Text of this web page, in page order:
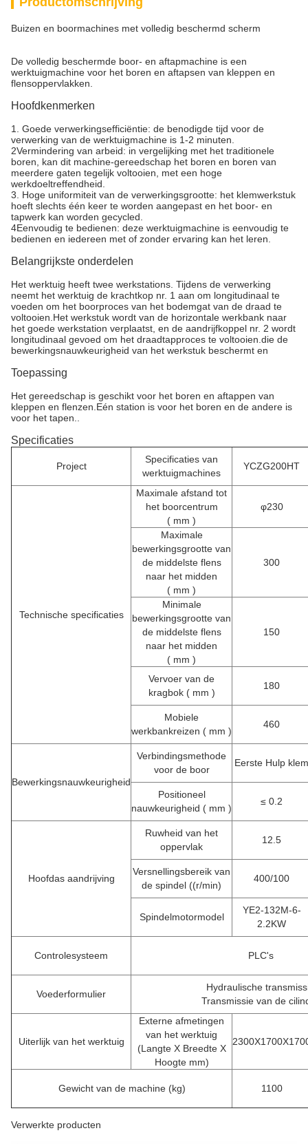
Buizen en boormachines met volledig beschermd scherm
De volledig beschermde boor- en aftapmachine is een
werktuigmachine voor het boren en aftapsen van kleppen en
flensoppervlakken.
Hoofdkenmerken
1. Goede verwerkingsefficiëntie: de benodigde tijd voor de
verwerking van de werktuigmachine is 1-2 minuten.
2Vermindering van arbeid: in vergelijking met het traditionele
boren, kan dit machine-gereedschap het boren en boren van
meerdere gaten tegelijk voltooien, met een hoge
werkdoeltreffendheid.
3. Hoge uniformiteit van de verwerkingsgrootte: het klemwerkstuk
hoeft slechts één keer te worden aangepast en het boor- en
tapwerk kan worden gecycled.
4Eenvoudig te bedienen: deze werktuigmachine is eenvoudig te
bedienen en iedereen met of zonder ervaring kan het leren.
Belangrijkste onderdelen
Het werktuig heeft twee werkstations. Tijdens de verwerking
neemt het werktuig de krachtkop nr. 1 aan om longitudinaal te
voeden om het boorproces van het bodemgat van de draad te
voltooien.Het werkstuk wordt van de horizontale werkbank naar
het goede werkstation verplaatst, en de aandrijfkoppel nr. 2 wordt
longitudinaal gevoed om het draadtapproces te voltooien.die de
bewerkingsnauwkeurigheid van het werkstuk beschermt en
Toepassing
Het gereedschap is geschikt voor het boren en aftappen van
kleppen en flenzen.Eén station is voor het boren en de andere is
voor het tapen..
Specificaties
Project
Specificaties van
werktuigmachines
YCZG200HT
Technische specificaties
Maximale afstand tot
het boorcentrum
( mm )
φ230
Maximale
bewerkingsgrootte van
de middelste flens
naar het midden
( mm )
300
Minimale
bewerkingsgrootte van
de middelste flens
naar het midden
( mm )
150
Vervoer van de
kragbok ( mm )
180
Mobiele
werkbankreizen ( mm )
460
Bewerkingsnauwkeurigheid
Verbindingsmethode
voor de boor
Eerste Hulp klem
Positioneel
nauwkeurigheid ( mm )
≤ 0.2
Hoofdas aandrijving
Ruwheid van het
oppervlak
12.5
Versnellingsbereik van
de spindel ((r/min)
400/100
Spindelmotormodel
YE2-132M-6-
2.2KW
Controlesysteem PLC's
Voederformulier
Hydraulische
Transmissie van de
Uiterlijk van het werktuig
Externe afmetingen
van het werktuig
(Langte X Breedte X
Hoogte mm)
Gewicht van de machine (kg) 1100
Verwerkte producten